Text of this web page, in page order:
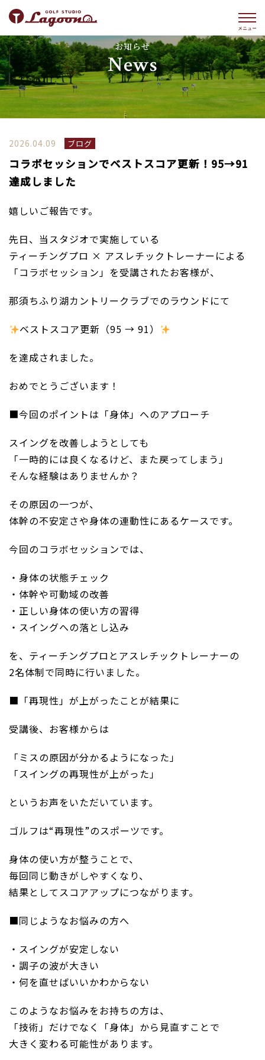
お知らせ
News
2026.04.09 ブログ
コラボセッションでベストスコア更新！95→91
達成しました
嬉しいご報告です。
先日、当スタジオで実施している
ティーチングプロ × アスレチックトレーナーによる
「コラボセッション」を受講されたお客様が、
那須ちふり湖カントリークラブでのラウンドにて
ベストスコア更新（95 → 91）
を達成されました。
おめでとうございます！
■今回のポイントは「身体」へのアプローチ
スイングを改善しようとしても
「一時的には良くなるけど、また戻ってしまう」
そんな経験はありませんか？
その原因の一つが、
体幹の不安定さや身体の連動性にあるケースです。
今回のコラボセッションでは、
・身体の状態チェック
・体幹や可動域の改善
・正しい身体の使い方の習得
・スイングへの落とし込み
を、ティーチングプロとアスレチックトレーナーの
2名体制で同時に行いました。
■「再現性」が上がったことが結果に
受講後、お客様からは
「ミスの原因が分かるようになった」
「スイングの再現性が上がった」
というお声をいただいています。
ゴルフは“再現性”のスポーツです。
身体の使い方が整うことで、
毎回同じ動きがしやすくなり、
結果としてスコアアップにつながります。
■同じようなお悩みの方へ
・スイングが安定しない
・調子の波が大きい
・何を直せばいいかわからない
このようなお悩みをお持ちの方は、
「技術」だけでなく「身体」から見直すことで
大きく変わる可能性があります。